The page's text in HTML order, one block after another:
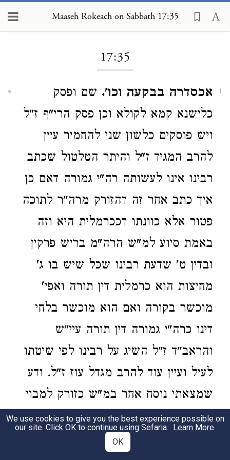
Maaseh Rokeach on Sabbath 17:35
17:35
1 אכסדרה בבקעה וכו'. שם ופסק
כלישנא קמא לקולא וכן פסק הרי"ף ז"ל
ויש פוסקים כלשון שני להחמיר עיין
להרב המגיד ז"ל והיתר הטלטול שכתב
רבינו אינו לעשותה רה"י גמורה דאם כן
איך כתב אחר זה דהזורק מרה"ר לתוכה
פטור אלא כוונתו דככרמלית היא וזה
באמת סיוע למ"ש הרה"מ בריש פרקין
ובדין ט' שדעת רבינו שכל שיש בו ג'
מחיצות הוא כרמלית דין תורה ואפי'
מוכשר בקורה ואם הוא מוכשר בלחי
דינו כרה"י גמורה דין תורה עיי"ש
והראב"ד ז"ל השיג על רבינו לפי שיטתו
לעיל ועיין עוד להרב מגדל עוז ז"ל. ודע
שמצאתי נוסח אחר במ"ש כזורק למבוי
סתום שיש לו קורה. כתוב שם שיש לו
תקרה. ולגירסא זו אין כאן סיוע להרה"מ
We use cookies to give you the best experience possible on
our site. Click OK to continue using Sefaria. Learn More.
OK